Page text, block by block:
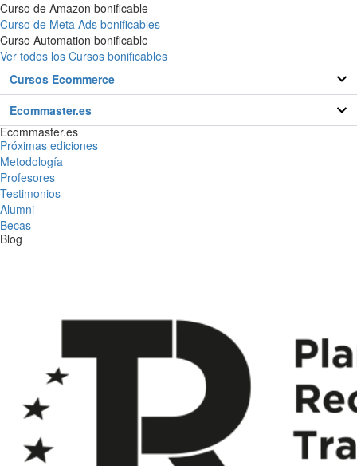
Curso de Amazon bonificable
Curso de Meta Ads bonificables
Curso Automation bonificable
Ver todos los Cursos bonificables
Cursos Ecommerce
Ecommaster.es
Ecommaster.es
Próximas ediciones
Metodología
Profesores
Testimonios
Alumni
Becas
Blog